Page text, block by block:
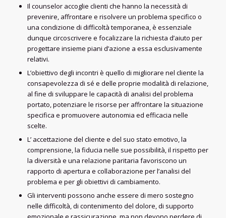
Il counselor accoglie clienti che hanno la necessità di
prevenire, affrontare e risolvere un problema specifico o
una condizione di difficoltà temporanea, è essenziale
dunque circoscrivere e focalizzare la richiesta d’aiuto per
progettare insieme piani d’azione a essa esclusivamente
relativi.
L’obiettivo degli incontri è quello di migliorare nel cliente la
consapevolezza di sé e delle proprie modalità di relazione,
al fine di sviluppare le capacità di analisi del problema
portato, potenziare le risorse per affrontare la situazione
specifica e promuovere autonomia ed efficacia nelle
scelte.
L’ accettazione del cliente e del suo stato emotivo, la
comprensione, la fiducia nelle sue possibilità, il rispetto per
la diversità e una relazione paritaria favoriscono un
rapporto di apertura e collaborazione per l’analisi del
problema e per gli obiettivi di cambiamento.
Gli interventi possono anche essere di mero sostegno
nelle difficoltà, di contenimento del dolore, di supporto